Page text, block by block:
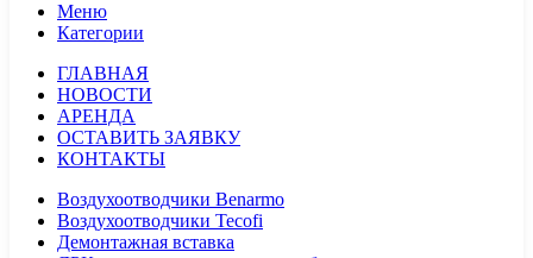
Меню
Категории
ГЛАВНАЯ
НОВОСТИ
АРЕНДА
ОСТАВИТЬ ЗАЯВКУ
КОНТАКТЫ
Воздухоотводчики Benarmo
Воздухоотводчики Tecofi
Демонтажная вставка